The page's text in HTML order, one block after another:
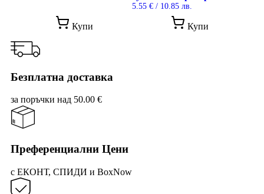
Купи
5.55 € / 10.85 лв.
Купи
Безплатна доставка
за поръчки над 50.00 €
Преференциални Цени
с ЕКОНТ, СПИДИ и BoxNow